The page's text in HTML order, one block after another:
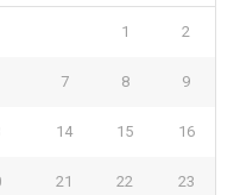
1 2
7 8 9
14 15 16
21 22 23